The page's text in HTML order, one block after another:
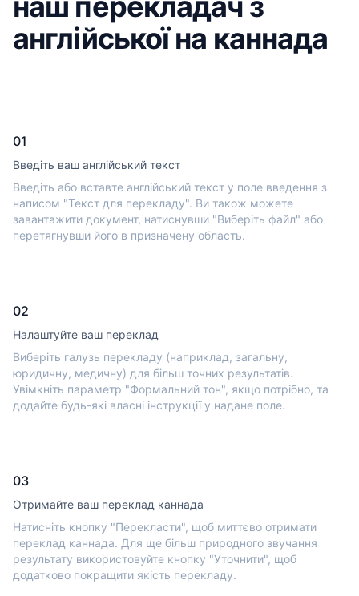
англійської на каннада
01
Введіть ваш англійський текст
Введіть або вставте англійський текст у поле введення з
написом "Текст для перекладу". Ви також можете
завантажити документ, натиснувши "Виберіть файл" або
перетягнувши його в призначену область.
02
Налаштуйте ваш переклад
Виберіть галузь перекладу (наприклад, загальну,
юридичну, медичну) для більш точних результатів.
Увімкніть параметр "Формальний тон", якщо потрібно, та
додайте будь-які власні інструкції у надане поле.
03
Отримайте ваш переклад каннада
Натисніть кнопку "Перекласти", щоб миттєво отримати
переклад каннада. Для ще більш природного звучання
результату використовуйте кнопку "Уточнити", щоб
додатково покращити якість перекладу.